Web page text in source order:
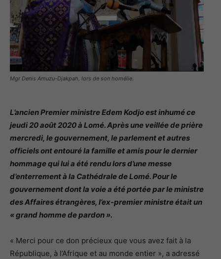
Mgr Denis Amuzu-Djakpah, lors de son homélie.
L’ancien Premier ministre Edem Kodjo est inhumé ce
jeudi 20 août 2020 à Lomé. Après une veillée de prière
mercredi, le gouvernement, le parlement et autres
officiels ont entouré la famille et amis pour le dernier
hommage qui lui a été rendu lors d’une messe
d’enterrement à la Cathédrale de Lomé. Pour le
gouvernement dont la voie a été portée par le ministre
des Affaires étrangères, l’ex-premier ministre était un
« grand homme de pardon ».
« Merci pour ce don précieux que vous avez fait à la
République, à l’Afrique et au monde entier », a adressé